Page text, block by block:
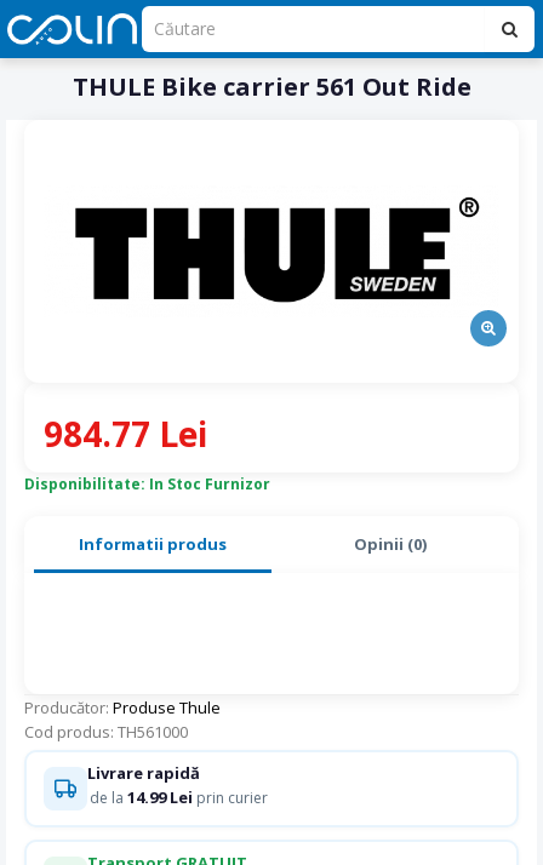
THULE Bike carrier 561 Out Ride
Informatii produs Opinii (0)
Producător: Produse Thule
Cod produs: TH561000
Disponibilitate: In Stoc Furnizor
984.77 Lei
Livrare rapidă
de la 14.99 Lei prin curier